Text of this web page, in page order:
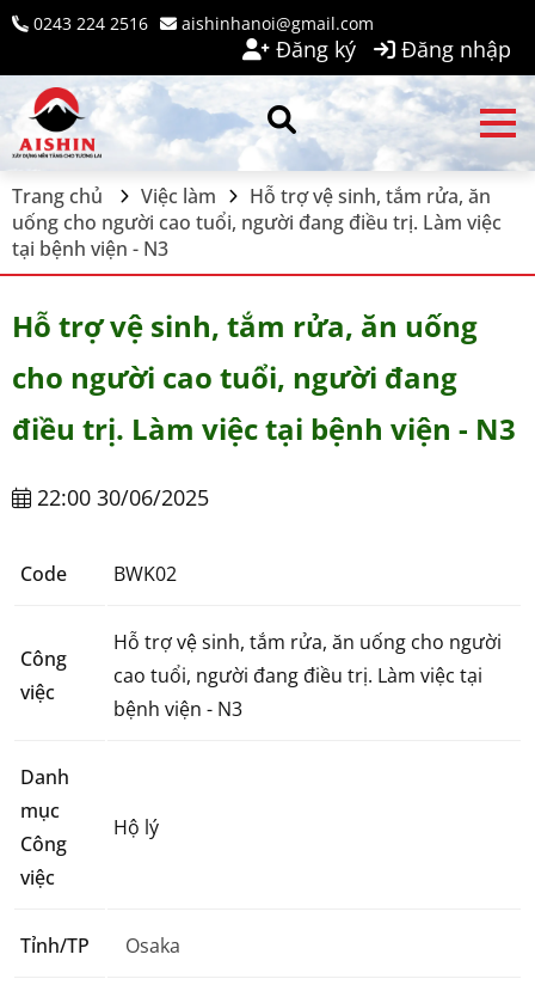
0243 224 2516 aishinhanoi@gmail.com
Đăng ký Đăng nhập
Trang chủ Việc làm
Hỗ trợ vệ sinh, tắm rửa, ăn
uống cho người cao tuổi, người đang điều trị. Làm việc
tại bệnh viện - N3
Hỗ trợ vệ sinh, tắm rửa, ăn uống
cho người cao tuổi, người đang
điều trị. Làm việc tại bệnh viện - N3
22:00 30/06/2025
Code BWK02
Công
việc
Hỗ trợ vệ sinh, tắm rửa, ăn uống cho người
cao tuổi, người đang điều trị. Làm việc tại
bệnh viện - N3
Danh
mục
Công
việc
Hộ lý
Tỉnh/TP Osaka